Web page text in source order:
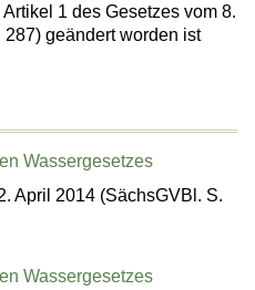
1 des Gesetzes vom 8.
geändert worden ist
Wassergesetzes
April 2014 (SächsGVBl. S.
Wassergesetzes